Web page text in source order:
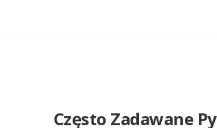
Często Zadawane